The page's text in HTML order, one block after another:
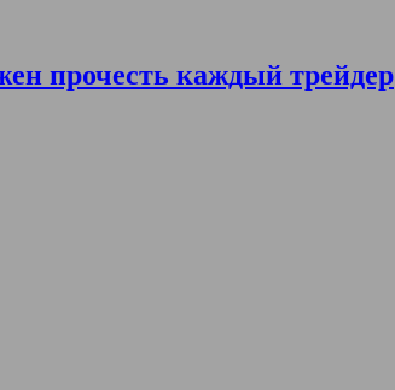
прочесть каждый трейдер